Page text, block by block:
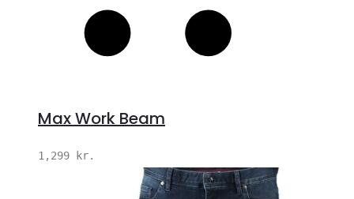
Max Work Beam
1,299 kr.